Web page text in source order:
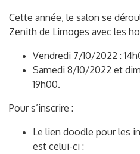
Cette année, le salon se
Zenith de Limoges avec les
Vendredi 7/10/2022 :
Samedi 8/10/2022 et
19h00.
Pour s’inscrire :
Le lien doodle pour les
est celui-ci :